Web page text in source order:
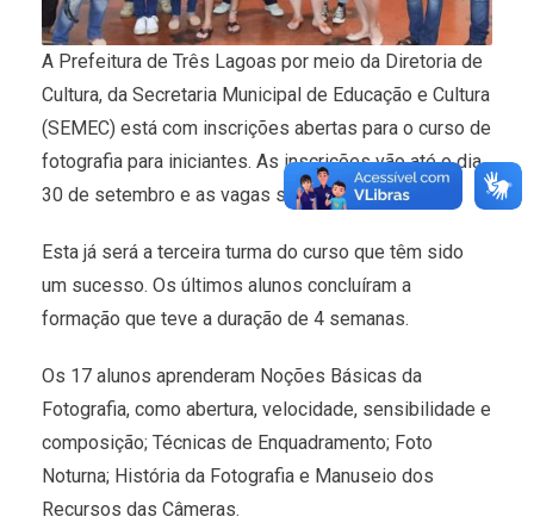
A Prefeitura de Três Lagoas por meio da Diretoria de
Cultura, da Secretaria Municipal de Educação e Cultura
(SEMEC) está com inscrições abertas para o curso de
fotografia para iniciantes. As inscrições vão até o dia
30 de setembro e as vagas são limitadas.
Esta já será a terceira turma do curso que têm sido
um sucesso. Os últimos alunos concluíram a
formação que teve a duração de 4 semanas.
Os 17 alunos aprenderam Noções Básicas da
Fotografia, como abertura, velocidade, sensibilidade e
composição; Técnicas de Enquadramento; Foto
Noturna; História da Fotografia e Manuseio dos
Recursos das Câmeras.